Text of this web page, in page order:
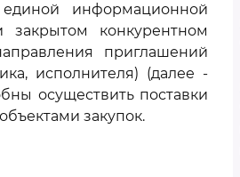
информационной
конкурентном
приглашений
исполнителя) (далее -
осуществить поставки
закупок.